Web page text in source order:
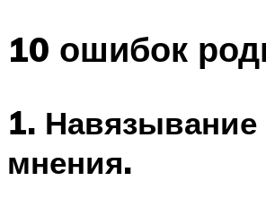
10 ошибок
1. Навязывание
мнения.